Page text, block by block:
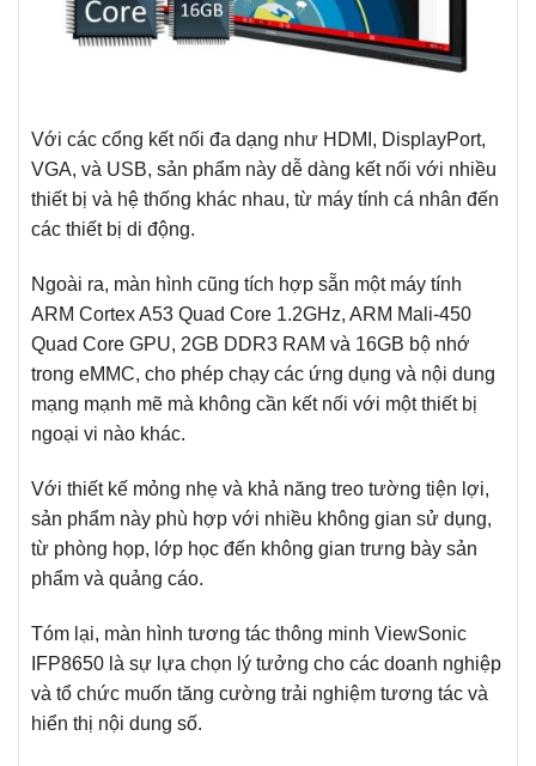
Với các cổng kết nối đa dạng như HDMI, DisplayPort,
VGA, và USB, sản phẩm này dễ dàng kết nối với nhiều
thiết bị và hệ thống khác nhau, từ máy tính cá nhân đến
các thiết bị di động.
Ngoài ra, màn hình cũng tích hợp sẵn một máy tính
ARM Cortex A53 Quad Core 1.2GHz, ARM Mali-450
Quad Core GPU, 2GB DDR3 RAM và 16GB bộ nhớ
trong eMMC, cho phép chạy các ứng dụng và nội dung
mạng mạnh mẽ mà không cần kết nối với một thiết bị
ngoại vi nào khác.
Với thiết kế mỏng nhẹ và khả năng treo tường tiện lợi,
sản phẩm này phù hợp với nhiều không gian sử dụng,
từ phòng họp, lớp học đến không gian trưng bày sản
phẩm và quảng cáo.
Tóm lại, màn hình tương tác thông minh ViewSonic
IFP8650 là sự lựa chọn lý tưởng cho các doanh nghiệp
và tổ chức muốn tăng cường trải nghiệm tương tác và
hiển thị nội dung số.